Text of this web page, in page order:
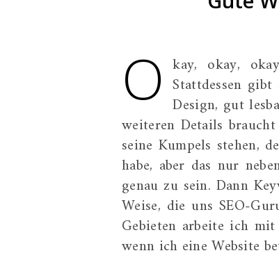
O kay, okay,
Stattdessen
Design, gut
weiteren Details
seine Kumpels stehen,
habe, aber das nur
genau zu sein. Dann
Weise, die uns SEO-
Gebieten arbeite ich
wenn ich eine Website